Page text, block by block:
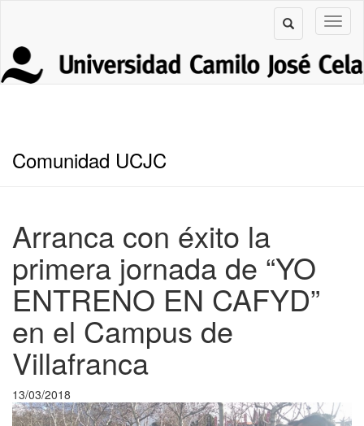
Comunidad UCJC
Arranca con éxito la
primera jornada de “YO
ENTRENO EN CAFYD”
en el Campus de
Villafranca
13/03/2018